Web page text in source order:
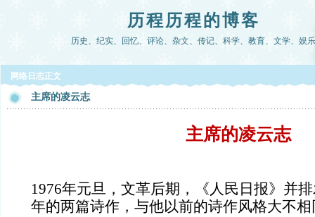
历程历程的博客
历史、纪实、回忆、评论、杂文、传记、科学、教育、文学、娱乐
网络日志正文
主席的凌云志
主席的凌云志
1976年元旦，文革后期，《人民日报》并
年的两篇诗作，与他以前的诗作风格大不